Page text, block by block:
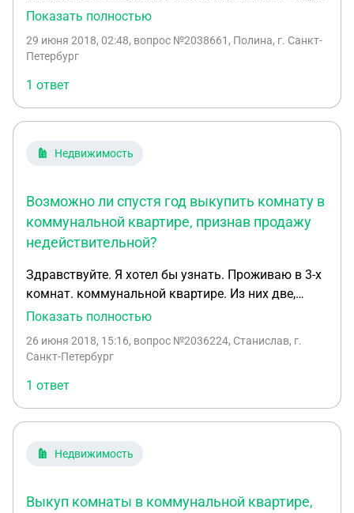
покойного по закону полагается по полкомнаты
долей??? За какую цену папа может продать
Дом-корабль.
Показать полностью
29 июня 2018, 02:48, вопрос №2038661, Полина, г. Санкт-
Петербург
1 ответ
Недвижимость
Возможно ли спустя год выкупить комнату в
коммунальной квартире, признав продажу
недействительной?
Здравствуйте. Я хотел бы узнать. Проживаю в 3-х
комнат. коммунальной квартире. Из них две,
принадлежат мне и моей матери. Год назад
от нас отказ от покупки. Соседи, которые купили
суммы отказа. У меня так же возникали
сомнения, что комната была продана дешевле,
чем сумма отказа. Можно ли спустя год, узнать
за сколько реально было продана комната?
Возможно ли спустя год, подать в суд и признать
выкупить эту комнату?
Показать полностью
26 июня 2018, 15:16, вопрос №2036224, Станислав, г.
Санкт-Петербург
1 ответ
Недвижимость
Выкуп комнаты в коммунальной квартире,